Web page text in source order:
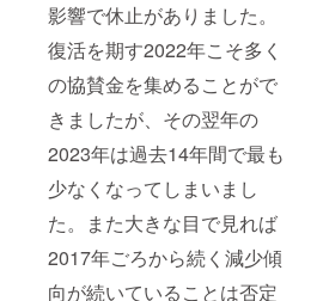
影響で休止がありました。
復活を期す2022年こそ多く
の協賛金を集めることがで
きましたが、その翌年の
2023年は過去14年間で最も
少なくなってしまいまし
た。また大きな目で見れば
2017年ごろから続く減少傾
向が続いていることは否定